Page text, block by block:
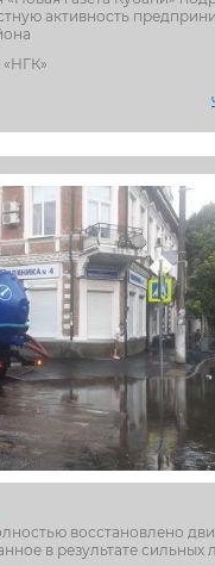
активность
восстановлено
в результате сильных